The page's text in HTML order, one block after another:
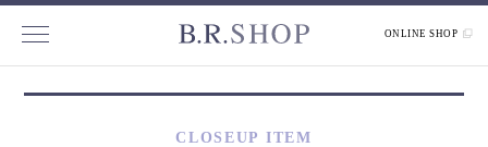
ONLINE SHOP
CLOSEUP ITEM